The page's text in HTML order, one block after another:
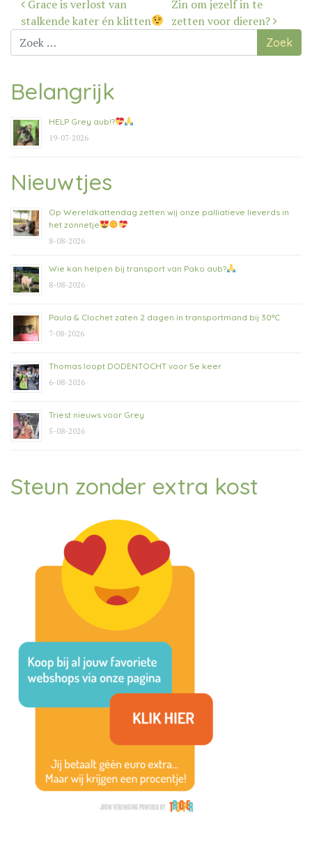
navigatie
Grace is verlost van
stalkende kater én klitten
Zin om jezelf in te
zetten voor dieren?
Zoek
naar:
Belangrijk
HELP Grey aub!?
19-07-2026
Nieuwtjes
Op Wereldkattendag zetten wij onze palliatieve lieverds in
het zonnetje
8-08-2026
Wie kan helpen bij transport van Pako aub?
8-08-2026
Paula & Clochet zaten 2 dagen in transportmand bij 30°C
7-08-2026
Thomas loopt DODENTOCHT voor 5e keer
6-08-2026
Triest nieuws voor Grey
5-08-2026
Steun zonder extra kost